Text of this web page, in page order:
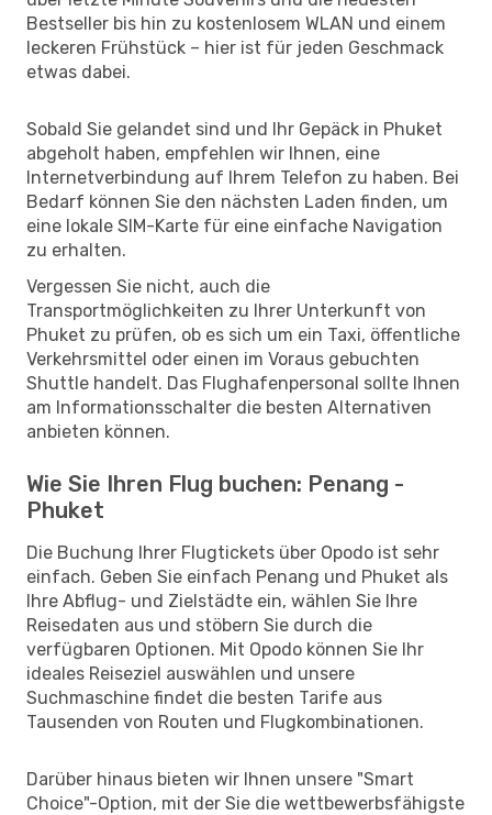
Bestseller bis hin zu kostenlosem WLAN und einem
leckeren Frühstück – hier ist für jeden Geschmack
etwas dabei.
Sobald Sie gelandet sind und Ihr Gepäck in Phuket
abgeholt haben, empfehlen wir Ihnen, eine
Internetverbindung auf Ihrem Telefon zu haben. Bei
Bedarf können Sie den nächsten Laden finden, um
eine lokale SIM-Karte für eine einfache Navigation
zu erhalten.
Vergessen Sie nicht, auch die
Transportmöglichkeiten zu Ihrer Unterkunft von
Phuket zu prüfen, ob es sich um ein Taxi, öffentliche
Verkehrsmittel oder einen im Voraus gebuchten
Shuttle handelt. Das Flughafenpersonal sollte Ihnen
am Informationsschalter die besten Alternativen
anbieten können.
Wie Sie Ihren Flug buchen: Penang -
Phuket
Die Buchung Ihrer Flugtickets über Opodo ist sehr
einfach. Geben Sie einfach Penang und Phuket als
Ihre Abflug- und Zielstädte ein, wählen Sie Ihre
Reisedaten aus und stöbern Sie durch die
verfügbaren Optionen. Mit Opodo können Sie Ihr
ideales Reiseziel auswählen und unsere
Suchmaschine findet die besten Tarife aus
Tausenden von Routen und Flugkombinationen.
Darüber hinaus bieten wir Ihnen unsere "Smart
Choice"-Option, mit der Sie die wettbewerbsfähigste